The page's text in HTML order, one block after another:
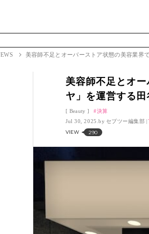
美容師不足とオーバーストア状態の美容業界
美容師不足とオ
ヤ」を運営する
Beauty
決算
Jul 30, 2025.
セブツー編集部
VIEW 290